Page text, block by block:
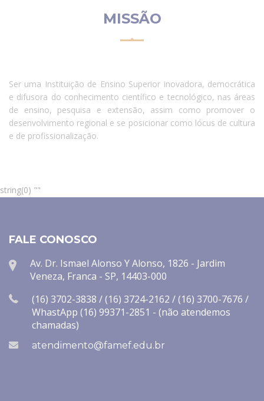
MISSÃO
Ser uma Instituição de Ensino Superior inovadora, democrática
e difusora do conhecimento científico e tecnológico, nas áreas
de ensino, pesquisa e extensão, assim como promover o
desenvolvimento regional e se posicionar como lócus de cultura
e de profissionalização.
FALE CONOSCO
Av. Dr. Ismael Alonso Y Alonso, 1826 - Jardim
Veneza, Franca - SP, 14403-000
(16) 3702-3838 / (16) 3724-2162 / (16) 3700-7676 /
WhastApp (16) 99371-2851 - (não atendemos
chamadas)
atendimento@famef.edu.br
string(0) ""